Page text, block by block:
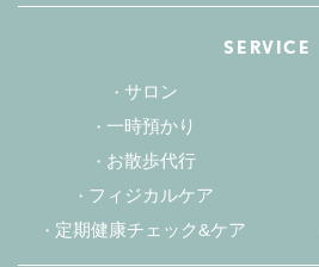
SERVICE
サロン
一時預かり
お散歩代行
フィジカルケア
定期健康チェック&ケア